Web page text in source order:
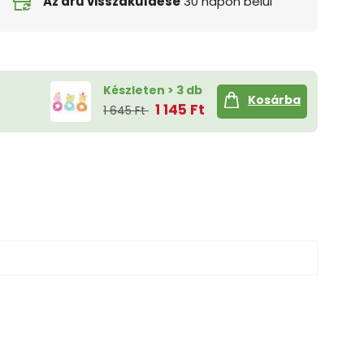
Készleten > 3 db
1 645 Ft 1 145 Ft
Kosárba